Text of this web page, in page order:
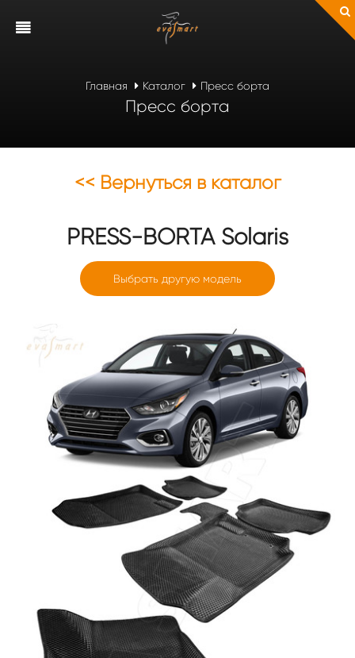
Главная Каталог Пресс борта
Пресс борта
<< Вернуться в каталог
PRESS-BORTASolaris
Выбрать другую модель